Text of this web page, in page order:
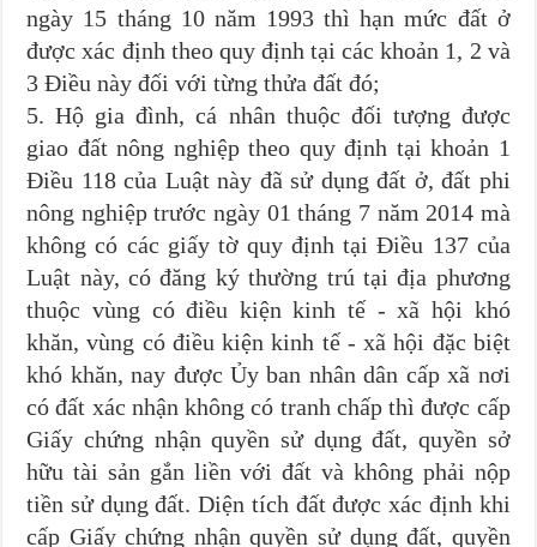
ngày 15 tháng 10 năm 1993 thì hạn mức đất ở
được xác định theo quy định tại các khoản 1, 2 và
3 Điều này đối với từng thửa đất đó;
5. Hộ gia đình, cá nhân thuộc đối tượng được
giao đất nông nghiệp theo quy định tại khoản 1
Điều 118 của Luật này đã sử dụng đất ở, đất phi
nông nghiệp trước ngày 01 tháng 7 năm 2014 mà
không có các giấy tờ quy định tại Điều 137 của
Luật này, có đăng ký thường trú tại địa phương
thuộc vùng có điều kiện kinh tế - xã hội khó
khăn, vùng có điều kiện kinh tế - xã hội đặc biệt
khó khăn, nay được Ủy ban nhân dân cấp xã nơi
có đất xác nhận không có tranh chấp thì được cấp
Giấy chứng nhận quyền sử dụng đất, quyền sở
hữu tài sản gắn liền với đất và không phải nộp
tiền sử dụng đất. Diện tích đất được xác định khi
cấp Giấy chứng nhận quyền sử dụng đất, quyền